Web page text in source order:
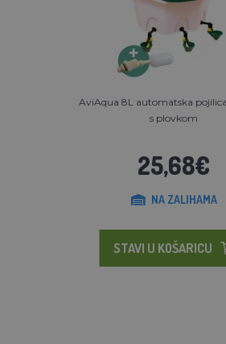
AviAqua 8L automatska pojilica
s plovkom
25,68€
NA ZALIHAMA
STAVI U KOŠARICU